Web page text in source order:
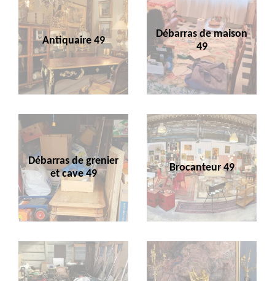
Antiquaire 49
Débarras de maison
49
Débarras de grenier
et cave 49
Brocanteur 49